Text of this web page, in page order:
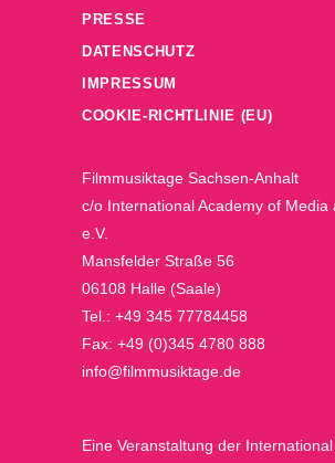
PRESSE
DATENSCHUTZ
IMPRESSUM
COOKIE-RICHTLINIE (EU)
Filmmusiktage Sachsen-Anhalt
c/o International Academy of Media
e.V.
Mansfelder Straße 56
06108 Halle (Saale)
Tel.: +49 345 77784458
Fax: +49 (0)345 4780 888
info@filmmusiktage.de
Eine Veranstaltung der